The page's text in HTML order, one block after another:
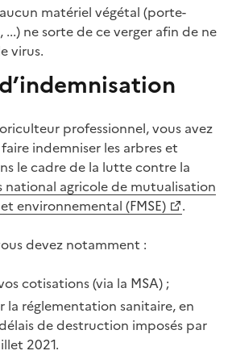
matériel végétal (porte-
ne sorte de ce verger afin de ne
virus.
professionnel, vous avez
indemniser les arbres et
le cadre de la lutte contre la
national agricole de mutualisation
environnemental (FMSE)
.
devez notamment :
cotisations (via la MSA) ;
la réglementation sanitaire, en
de destruction imposés par
2021.